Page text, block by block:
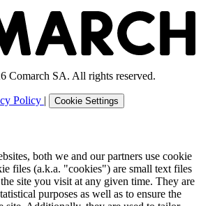
Comarch SA. All rights reserved.
Policy | Cookie Settings
both we and our partners use cookie
files (a.k.a. "cookies") are small text files
site you visit at any given time. They are
purposes as well as to ensure the